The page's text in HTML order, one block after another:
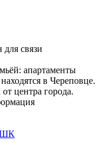
для связи
апартаменты
в Череповце.
центра города.